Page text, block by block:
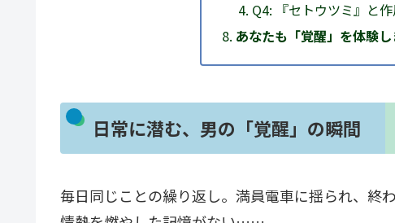
Q4: 『セトウツミ』と
あなたも「覚醒」を体験し
日常に潜む、男の「覚醒」の瞬間
毎日同じことの繰り返し。満員電車に揺られ、終